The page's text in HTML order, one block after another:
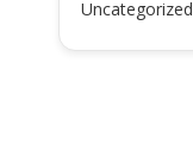
Uncategorized